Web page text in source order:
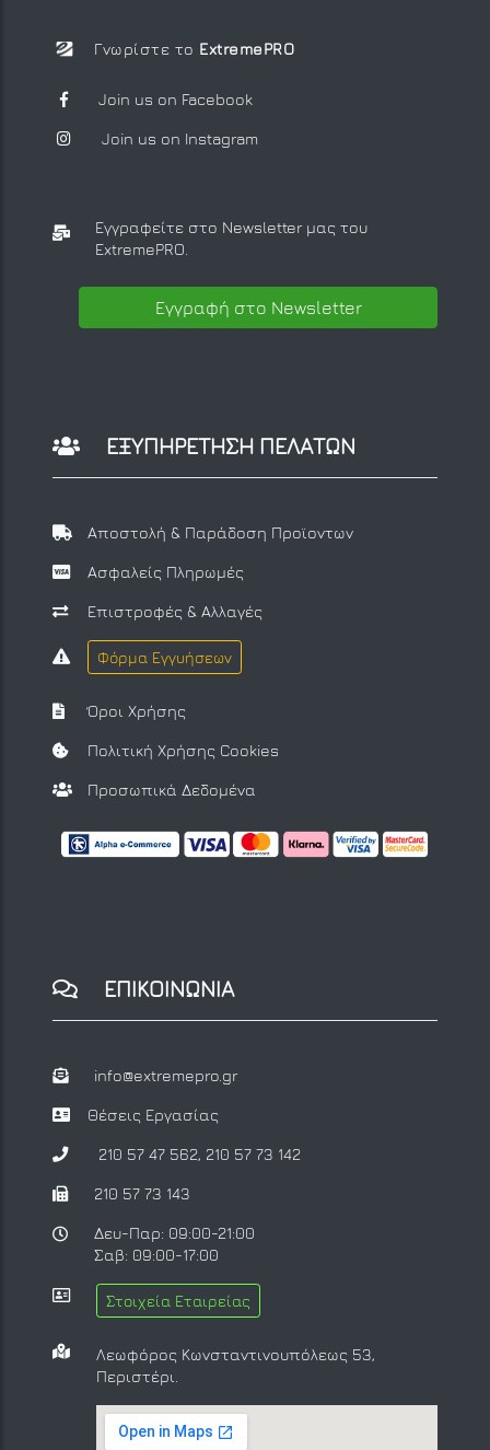
Γνωρίστε το ExtremePRO
Join us on Facebook
Join us on Instagram
Εγγραφείτε στο Newsletter μας του
ExtremePRO.
Εγγραφή στο Newsletter
ΕΞΥΠΗΡΕΤΗΣΗ ΠΕΛΑΤΩΝ
Αποστολή & Παράδοση Προϊοντων
Ασφαλείς Πληρωμές
Επιστροφές & Αλλαγές
Φόρμα Εγγυήσεων
Όροι Χρήσης
Πολιτική Χρήσης Cookies
Προσωπικά Δεδομένα
ΕΠΙΚΟΙΝΩΝΙΑ
info@extremepro.gr
Θέσεις Εργασίας
210 57 47 562, 210 57 73 142
210 57 73 143
Δευ-Παρ: 09:00-21:00
Σαβ: 09:00-17:00
Στοιχεία Εταιρείας
Λεωφόρος Κωνσταντινουπόλεως 53,
Περιστέρι.